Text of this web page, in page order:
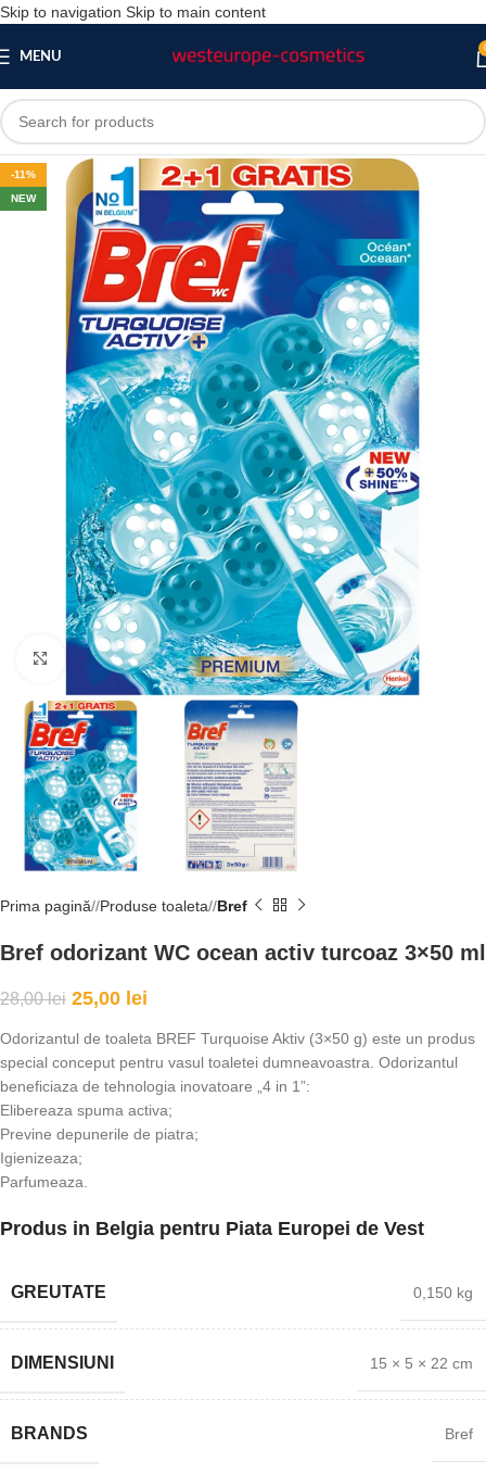
Skip to navigation Skip to main content
MENU
-11%
NEW
Click to enlarge
Prima pagină/ Produse toaleta/ Bref
Bref odorizant WC ocean activ turcoaz 3×50 ml
28,00lei 25,00 lei
Odorizantul de toaleta BREF Turquoise Aktiv (3×50 g) este un produs
special conceput pentru vasul toaletei dumneavoastra. Odorizantul
beneficiaza de tehnologia inovatoare „4 in 1”:
Elibereaza spuma activa;
Previne depunerile de piatra;
Igienizeaza;
Parfumeaza.
Produs in Belgia pentru Piata Europei de Vest
GREUTATE 0,150 kg
DIMENSIUNI 15 × 5 × 22 cm
BRANDS Bref